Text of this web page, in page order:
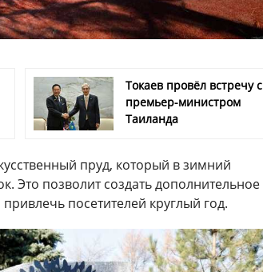
Токаев провёл встречу с
премьер-министром
Таиланда
пруд, который в зимний
Это позволит создать дополнительное
посетителей круглый год.